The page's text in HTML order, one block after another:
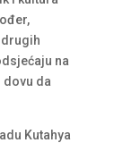
drugih
na
dovu da
Kutahya